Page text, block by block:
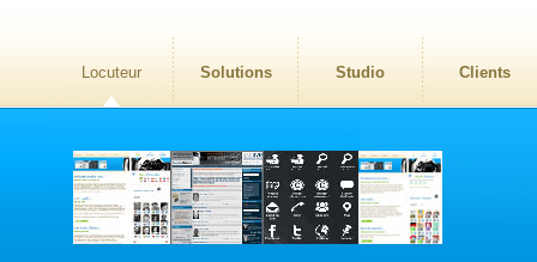
Locuteur Solutions Studio Clients